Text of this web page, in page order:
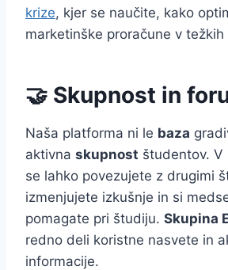
krize, kjer se naučite, kako
marketinške proračune v težkih
🤝 Skupnost in
Naša platforma ni le baza
aktivna skupnost študentov. V
se lahko povezujete z drugimi
izmenjujete izkušnje in si
pomagate pri študiju. Skupina
redno deli koristne nasvete in
informacije.